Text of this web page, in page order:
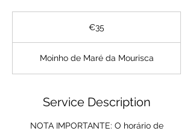
€35
Moinho de Maré da Mourisca
Service Description
NOTA IMPORTANTE: O horário de